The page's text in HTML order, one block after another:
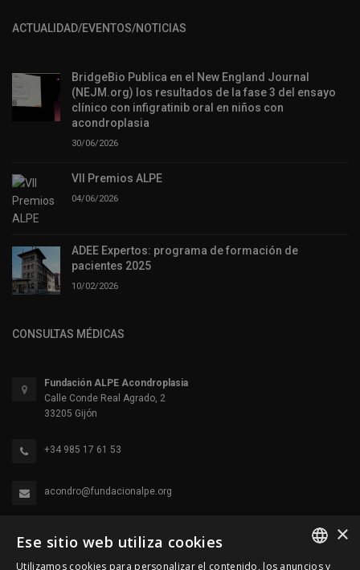
ACTUALIDAD/EVENTOS/NOTICIAS
BridgeBio Publica en el New England Journal
(NEJM.org) los resultados de la fase 3 del ensayo
clínico con infigratinib oral en niños con
acondroplasia
30/06/2026
VII Premios ALPE
04/06/2026
ADEE Expertos: programa de formación de
pacientes 2025
10/02/2026
CONSULTAS MÉDICAS
Fundación ALPE Acondroplasia
Calle Conde Real Agrado, 2
33205 Gijón
+34 985 17 61 53
acondro@fundacionalpe.org
×
Ese sitio web utiliza cookies
Utilizamos cookies para personalizar el contenido, los anuncios y